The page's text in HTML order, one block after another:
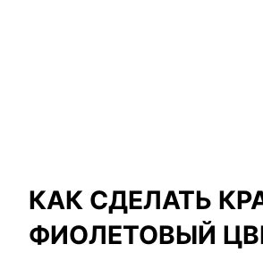
КАК СДЕЛАТЬ
ФИОЛЕТОВЫЙ